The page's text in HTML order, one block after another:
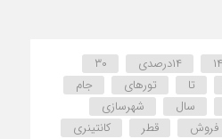
۱۴درصدی
۳۰
تا تورهای
جام
سال
شهرسازی
فروش قطر
کانتینری